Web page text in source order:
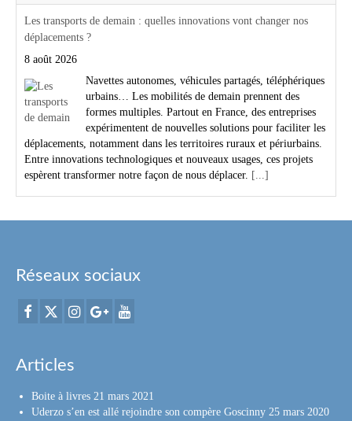
Les transports de demain : quelles innovations vont changer nos
déplacements ?
8 août 2026
Navettes autonomes, véhicules partagés, téléphériques
urbains… Les mobilités de demain prennent des
formes multiples. Partout en France, des entreprises
expérimentent de nouvelles solutions pour faciliter les
déplacements, notamment dans les territoires ruraux et périurbains.
Entre innovations technologiques et nouveaux usages, ces projets
espèrent transformer notre façon de nous déplacer. [...]
Réseaux sociaux
Articles
Boite à livres 21 mars 2021
Uderzo s’en est allé rejoindre son compère Goscinny 25 mars 2020